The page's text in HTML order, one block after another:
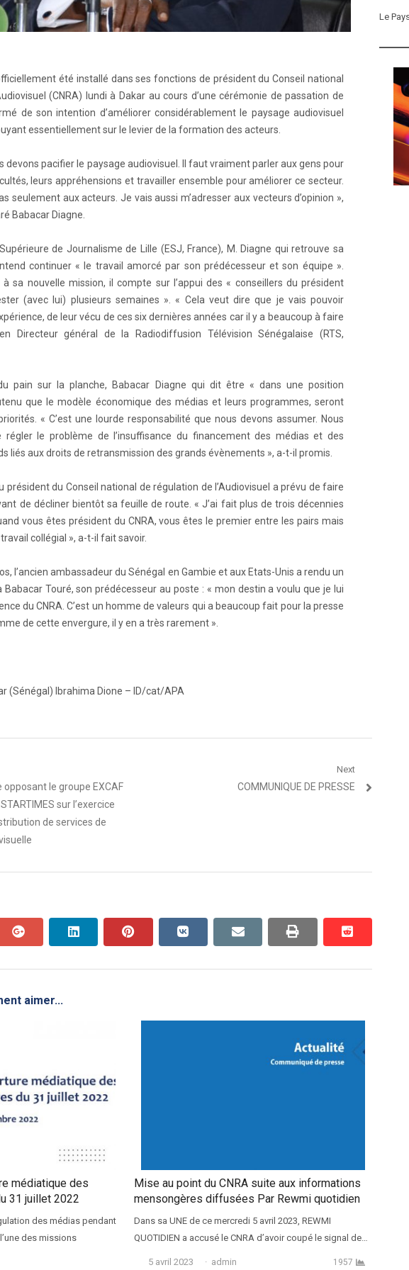
été installé dans ses fonctions de président du Conseil national
(CNRA) lundi à Dakar au cours d’une cérémonie de passation de
de son intention d’améliorer considérablement le paysage audiovisuel
essentiellement sur le levier de la formation des acteurs.
devons pacifier le paysage audiovisuel. Il faut vraiment parler aux gens pour
leurs appréhensions et travailler ensemble pour améliorer ce secteur.
seulement aux acteurs. Je vais aussi m’adresser aux vecteurs d’opinion »,
Babacar Diagne.
de Journalisme de Lille (ESJ, France), M. Diagne qui retrouve sa
continuer « le travail amorcé par son prédécesseur et son équipe ».
sa nouvelle mission, il compte sur l’appui des « conseillers du président
(avec lui) plusieurs semaines ». « Cela veut dire que je vais pouvoir
de leur vécu de ces six dernières années car il y a beaucoup à faire
Directeur général de la Radiodiffusion Télévision Sénégalaise (RTS,
pain sur la planche, Babacar Diagne qui dit être « dans une position
que le modèle économique des médias et leurs programmes, seront
« C’est une lourde responsabilité que nous devons assumer. Nous
régler le problème de l’insuffisance du financement des médias et des
liés aux droits de retransmission des grands évènements », a-t-il promis.
président du Conseil national de régulation de l’Audiovisuel a prévu de faire
de décliner bientôt sa feuille de route. « J’ai fait plus de trois décennies
vous êtes président du CNRA, vous êtes le premier entre les pairs mais
collégial », a-t-il fait savoir.
l’ancien ambassadeur du Sénégal en Gambie et aux Etats-Unis a rendu un
Touré, son prédécesseur au poste : « mon destin a voulu que je lui
du CNRA. C’est un homme de valeurs qui a beaucoup fait pour la presse
de cette envergure, il y en a très rarement ».
(Sénégal) Ibrahima Dione – ID/cat/APA
opposant le groupe EXCAF
sur l’exercice
de services de
Next
Article
COMMUNIQUE DE PRESSE
google+ linkedin pinterest vkontakte
aimer...
médiatique des
31 juillet 2022
des médias pendant
des missions
Mise au point du CNRA suite aux informations
mensongères diffusées Par Rewmi quotidien
Dans sa UNE de ce mercredi 5 avril 2023, REWMI
QUOTIDIEN a accusé le CNRA d’avoir coupé le signal de…
5 avril 2023 Auteur
admin 1957
Le